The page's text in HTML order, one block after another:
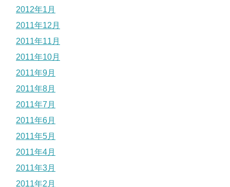
2012年1月
2011年12月
2011年11月
2011年10月
2011年9月
2011年8月
2011年7月
2011年6月
2011年5月
2011年4月
2011年3月
2011年2月